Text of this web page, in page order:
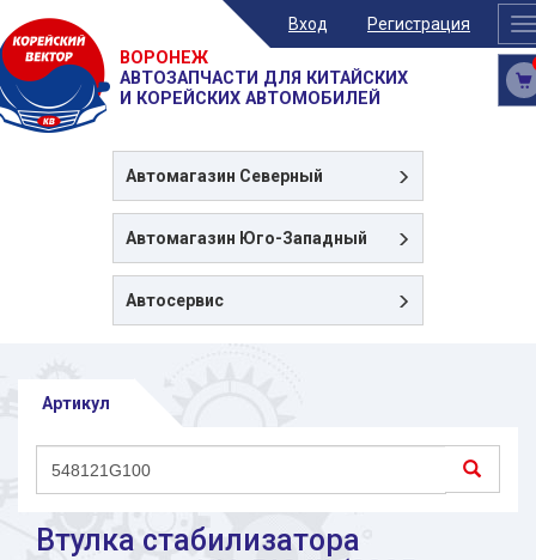
Вход Регистрация
ВОРОНЕЖ
АВТОЗАПЧАСТИ ДЛЯ КИТАЙСКИХ
И КОРЕЙСКИХ АВТОМОБИЛЕЙ
Автомагазин Северный
Автомагазин Юго-Западный
Автосервис
Артикул
Втулка стабилизатора